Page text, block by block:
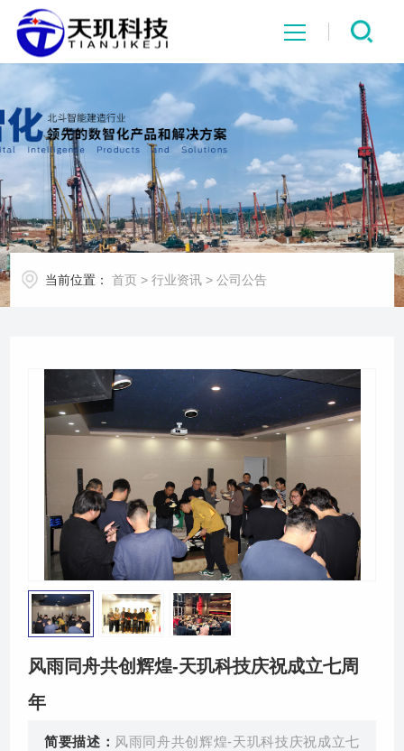
网站首页
系统中心
解决方案
项目案例
行业资讯
关于我们
当前位置： 首页 >行业资讯 >公司公告
风雨同舟共创辉煌-天玑科技庆祝成立七周
年
简要描述： 风雨同舟共创辉煌-天玑科技庆祝成立七